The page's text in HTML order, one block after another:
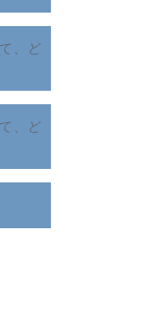
、ど
、ど